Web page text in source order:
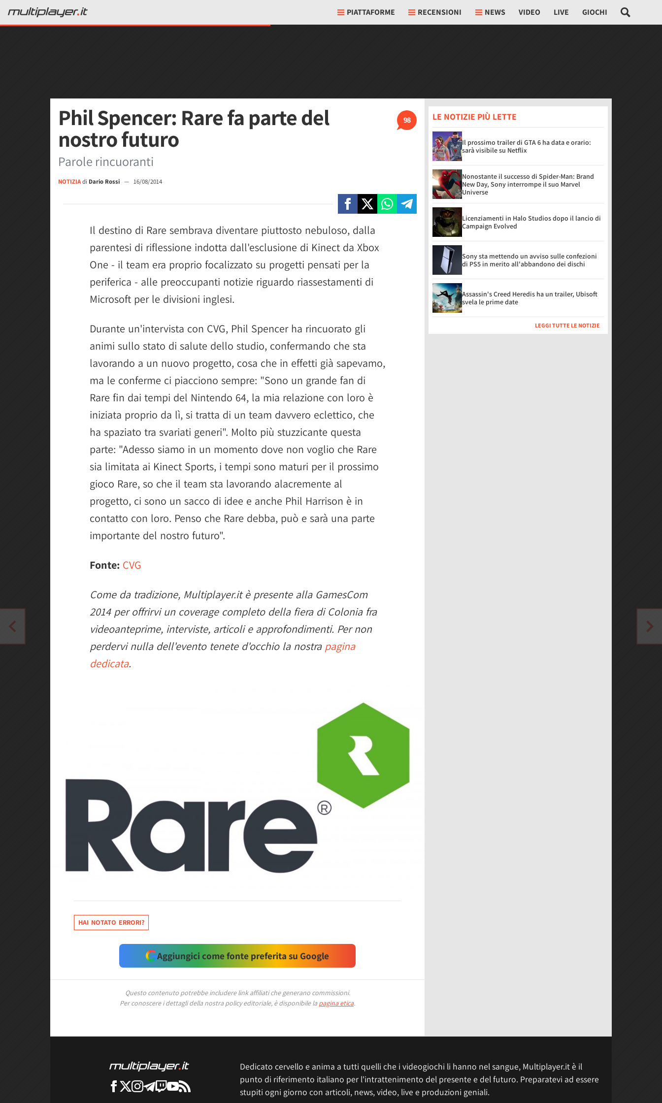
PIATTAFORME RECENSIONI NEWS VIDEO LIVE GIOCHI
98
Phil Spencer: Rare fa parte del
nostro futuro
Parole rincuoranti
NOTIZIAdi Dario Rossi — 16/08/2014
Il destino di Rare sembrava diventare piuttosto nebuloso, dalla
parentesi di riflessione indotta dall'esclusione di Kinect da Xbox
One - il team era proprio focalizzato su progetti pensati per la
periferica - alle preoccupanti notizie riguardo riassestamenti di
Microsoft per le divisioni inglesi.
Durante un'intervista con CVG, Phil Spencer ha rincuorato gli
animi sullo stato di salute dello studio, confermando che sta
lavorando a un nuovo progetto, cosa che in effetti già sapevamo,
ma le conferme ci piacciono sempre: "Sono un grande fan di
Rare fin dai tempi del Nintendo 64, la mia relazione con loro è
iniziata proprio da lì, si tratta di un team davvero eclettico, che
ha spaziato tra svariati generi". Molto più stuzzicante questa
parte: "Adesso siamo in un momento dove non voglio che Rare
sia limitata ai Kinect Sports, i tempi sono maturi per il prossimo
gioco Rare, so che il team sta lavorando alacremente al
progetto, ci sono un sacco di idee e anche Phil Harrison è in
contatto con loro. Penso che Rare debba, può e sarà una parte
importante del nostro futuro".
Fonte: CVG
Come da tradizione, Multiplayer.it è presente alla GamesCom
2014 per offrirvi un coverage completo della fiera di Colonia fra
videoanteprime, interviste, articoli e approfondimenti. Per non
perdervi nulla dell'evento tenete d'occhio la nostra pagina
dedicata.
HAI NOTATO ERRORI?
Aggiungici come fonte preferita su Google
Questo contenuto potrebbe includere link affiliati che generano commissioni.
Per conoscere i dettagli della nostra policy editoriale, è disponibile la pagina etica.
LE NOTIZIE PIÙ LETTE
Il prossimo trailer di GTA 6 ha data e orario:
sarà visibile su Netflix
Nonostante il successo di Spider-Man: Brand
New Day, Sony interrompe il suo Marvel
Universe
Licenziamenti in Halo Studios dopo il lancio di
Campaign Evolved
Sony sta mettendo un avviso sulle confezioni
di PS5 in merito all'abbandono dei dischi
Assassin's Creed Heredis ha un trailer, Ubisoft
svela le prime date
LEGGI TUTTE LE NOTIZIE
Dedicato cervello e anima a tutti quelli che i videogiochi li hanno nel sangue, Multiplayer.it è il
punto di riferimento italiano per l'intrattenimento del presente e del futuro. Preparatevi ad essere
stupiti ogni giorno con articoli, news, video, live e produzioni geniali.